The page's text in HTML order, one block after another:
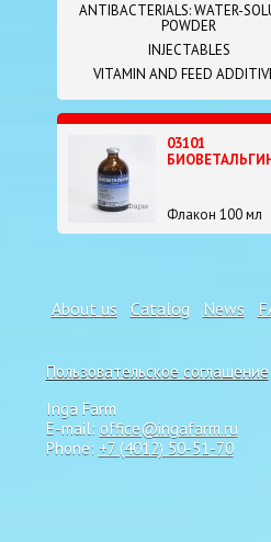
ANTIBACTERIALS: WATER-
POWDER
INJECTABLES
VITAMIN AND FEED
03101
Флакон 100 мл
About us Catalog News
Пользовательское соглашение
Inga Farm
E-mail: office@ingafarm.ru
Phone: +7 (4012) 50-51-70